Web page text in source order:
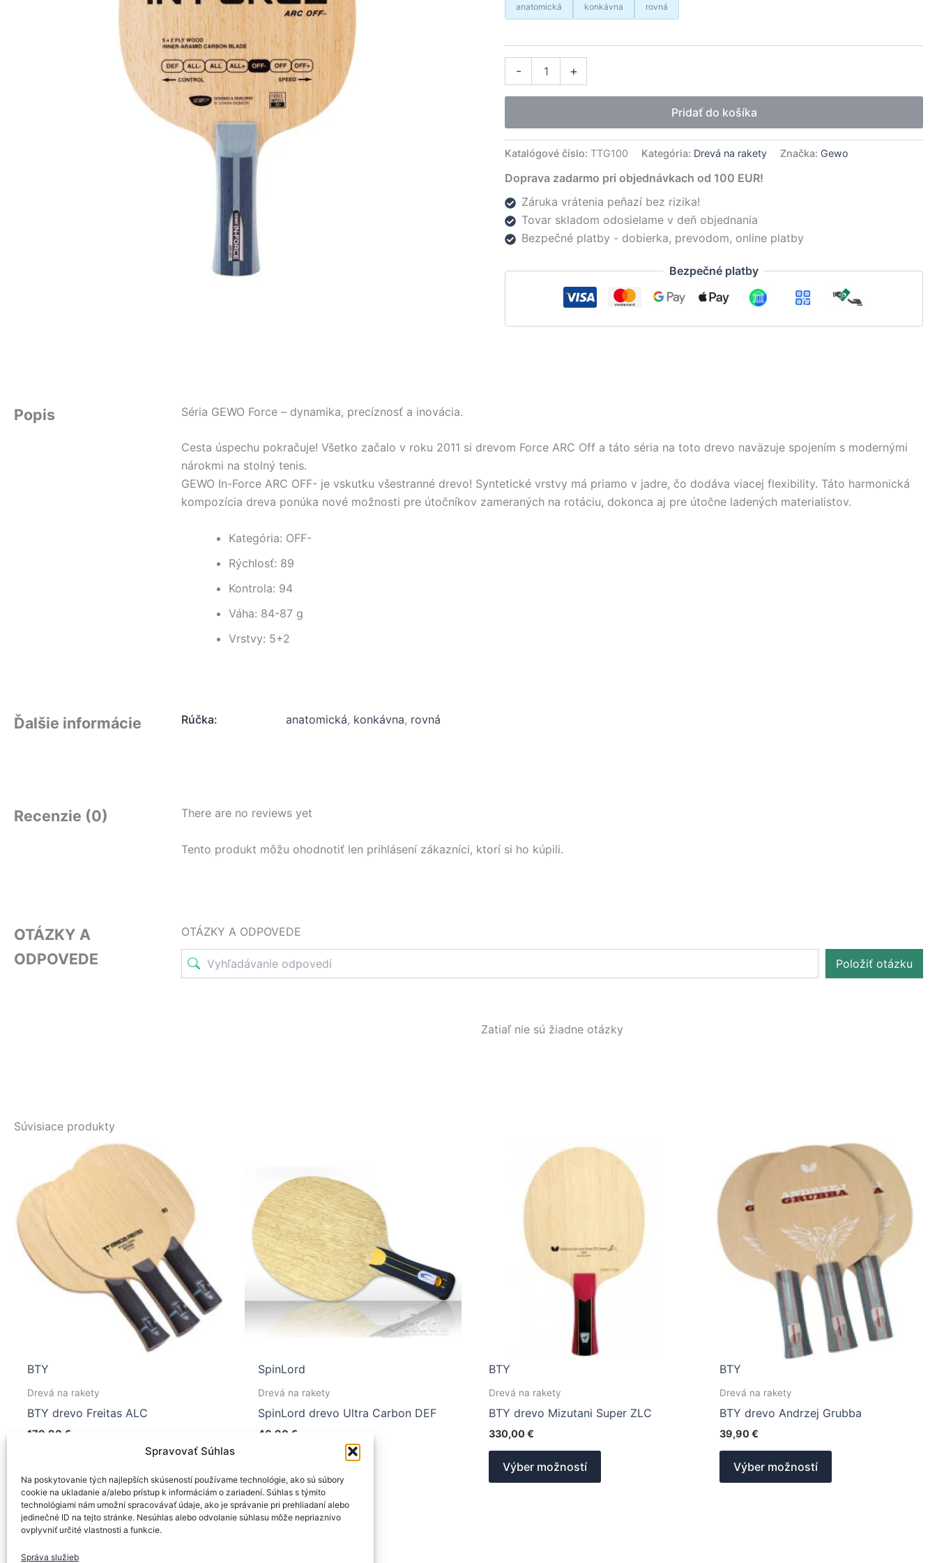
Spravovať Súhlas
Na poskytovanie tých najlepších skúseností používame technológie, ako sú súbory
cookie na ukladanie a/alebo prístup k informáciám o zariadení. Súhlas s týmito
technológiami nám umožní spracovávať údaje, ako je správanie pri prehliadaní alebo
jedinečné ID na tejto stránke. Nesúhlas alebo odvolanie súhlasu môže nepriaznivo
ovplyvniť určité vlastnosti a funkcie.
Správa služieb
anatomická konkávna rovná
-
OFF-
+
Pridať do košíka
Katalógové číslo:TTG100 Kategória: Drevá na rakety Značka: Gewo
Doprava zadarmo pri objednávkach od 100 EUR!
Záruka vrátenia peňazí bez rizika!
Tovar skladom odosielame v deň objednania
Bezpečné platby - dobierka, prevodom, online platby
Bezpečné platby
Popis Séria GEWO Force – dynamika, precíznosť a inovácia.
Cesta úspechu pokračuje! Všetko začalo v roku 2011 si drevom Force ARC Off a táto séria na toto drevo naväzuje spojením s modernými
nárokmi na stolný tenis.
GEWO In-Force ARC OFF- je vskutku všestranné drevo! Syntetické vrstvy má priamo v jadre, čo dodáva viacej flexibility. Táto harmonická
kompozícia dreva ponúka nové možnosti pre útočníkov zameraných na rotáciu, dokonca aj pre útočne ladených materialistov.
Kategória: OFF-
Rýchlosť: 89
Kontrola: 94
Váha: 84-87 g
Vrstvy: 5+2
Ďalšie informácie Rúčka: anatomická, konkávna, rovná
Recenzie (0) There are no reviews yet
Tento produkt môžu ohodnotiť len prihlásení zákazníci, ktorí si ho kúpili.
OTÁZKY A
ODPOVEDE
OTÁZKY A ODPOVEDE
Položiť otázku
Zatiaľ nie sú žiadne otázky
Súvisiace produkty
BTY
Drevá na rakety
BTY drevo Freitas ALC
179,90 €
Tento
má
viacero
variantov.
SpinLord
Drevá na rakety
SpinLord drevo Ultra Carbon DEF
46,90 €
BTY
Drevá na rakety
BTY drevo Mizutani Super ZLC
330,00€
Výber možností
Tento
BTY
Drevá na rakety
BTY drevo Andrzej Grubba
39,90€
Výber možností
Tento